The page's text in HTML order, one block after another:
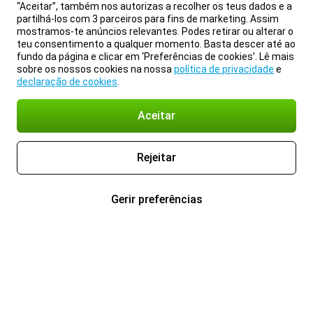
“Aceitar”, também nos autorizas a recolher os teus dados e a
partilhá-los com 3 parceiros para fins de marketing. Assim
mostramos-te anúncios relevantes. Podes retirar ou alterar o
teu consentimento a qualquer momento. Basta descer até ao
fundo da página e clicar em ‘Preferências de cookies’. Lê mais
sobre os nossos cookies na nossa política de privacidade e
declaração de cookies
Aceitar
Rejeitar
Gerir preferências